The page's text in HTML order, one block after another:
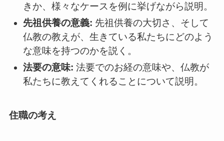
きか、様々なケースを例に挙げながら説明。
先祖供養の意義: 先祖供養の大切さ、そして
仏教の教えが、生きている私たちにどのよう
な意味を持つのかを説く。
法要の意味: 法要でのお経の意味や、仏教が
私たちに教えてくれることについて説明。
住職の考え